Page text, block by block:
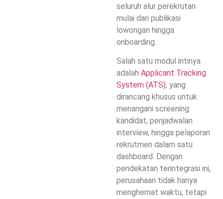
seluruh alur perekrutan
mulai dari publikasi
lowongan hingga
onboarding.
Salah satu modul intinya
adalah Applicant Tracking
System (ATS), yang
dirancang khusus untuk
menangani screening
kandidat, penjadwalan
interview, hingga pelaporan
rekrutmen dalam satu
dashboard. Dengan
pendekatan terintegrasi ini,
perusahaan tidak hanya
menghemat waktu, tetapi